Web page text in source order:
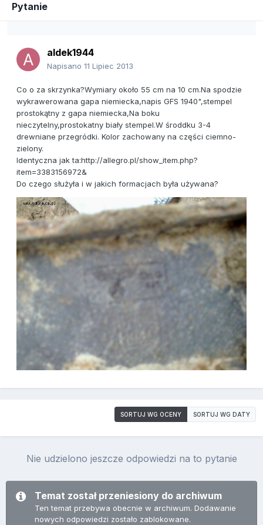
Pytanie
aldek1944
Napisano 11 Lipiec 2013
Co o za skrzynka?Wymiary około 55 cm na 10 cm.Na spodzie
wykrawerowana gapa niemiecka,napis GFS 1940",stempel
prostokątny z gapa niemiecka,Na boku
nieczytelny,prostokatny biały stempel.W środdku 3-4
drewniane przegródki. Kolor zachowany na części ciemno-
zielony.
Identyczna jak ta:http://allegro.pl/show_item.php?
item=3383156972&
Do czego służyła i w jakich formacjach była używana?
SORTUJ WG OCENY SORTUJ WG DATY
Nie udzielono jeszcze odpowiedzi na to pytanie
Temat został przeniesiony do archiwum
Ten temat przebywa obecnie w archiwum. Dodawanie
nowych odpowiedzi zostało zablokowane.